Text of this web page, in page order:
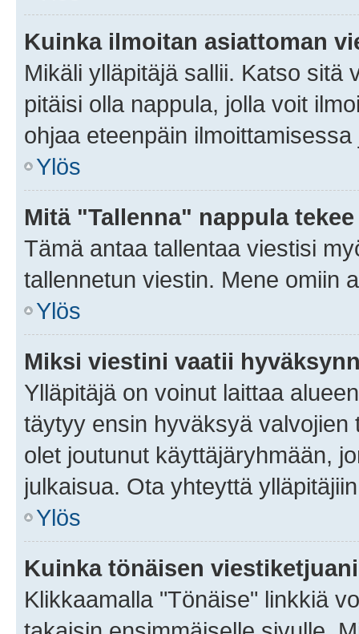
Kuinka ilmoitan asiattoman
Mikäli ylläpitäjä sallii. Katso sitä
pitäisi olla nappula, jolla voit
ohjaa eteenpäin
Ylös
Mitä "Tallenna" nappula
Tämä antaa tallentaa viestisi
tallennetun viestin. Mene omiin
Ylös
Miksi viestini vaatii
Ylläpitäjä on voinut laittaa
täytyy ensin hyväksyä
olet joutunut käyttäjäryhmään,
julkaisua. Ota yhteyttä
Ylös
Kuinka tönäisen
Klikkaamalla "Tönäise" linkkiä